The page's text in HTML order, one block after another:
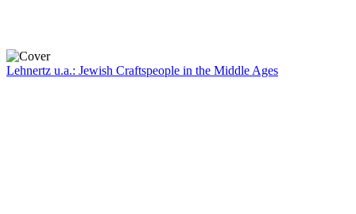
Lehnertz u.a.: Jewish Craftspeople in the Middle Ages